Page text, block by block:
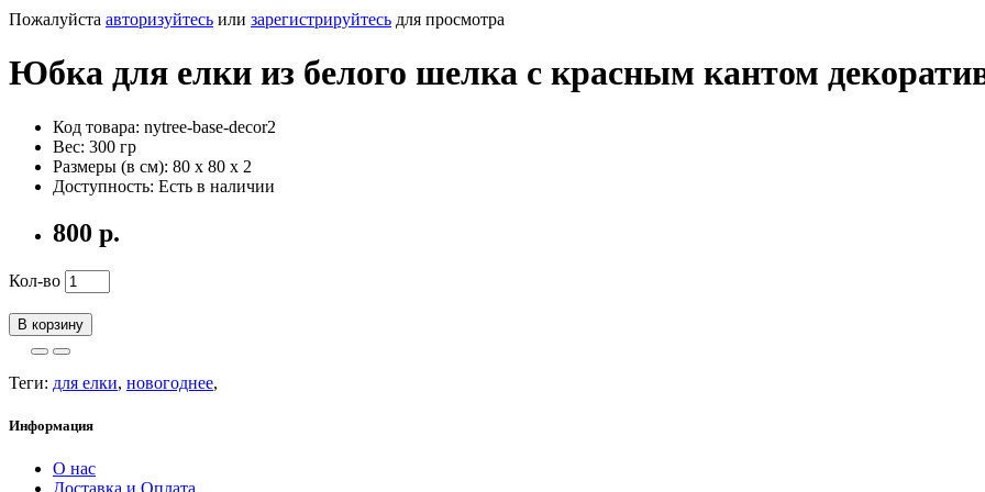
Пожалуйста авторизуйтесь или зарегистрируйтесь для просмотра
Юбка для елки из белого шелка с красным кантом
Код товара: nytree-base-decor2
Вес: 300 гр
Размеры (в см): 80 x 80 x 2
Доступность: Есть в наличии
800 р.
Кол-во
В корзину
Теги: для елки, новогоднее,
Информация
О нас
Доставка и Оплата